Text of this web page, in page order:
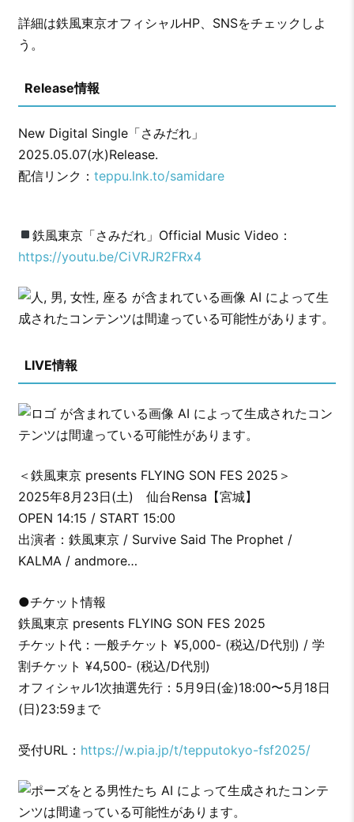
詳細は鉄風東京オフィシャルHP、SNSをチェックしよ
う。
Release情報
New Digital Single「さみだれ」
2025.05.07(水)Release.
配信リンク： teppu.lnk.to/samidare
鉄風東京「さみだれ」Official Music Video：
https://youtu.be/CiVRJR2FRx4
LIVE情報
＜鉄風東京 presents FLYING SON FES 2025＞
2025年8月23日(土) 仙台Rensa【宮城】
OPEN 14:15 / START 15:00
出演者：鉄風東京 / Survive Said The Prophet /
KALMA / andmore…
●チケット情報
鉄風東京 presents FLYING SON FES 2025
チケット代：一般チケット ¥5,000- (税込/D代別) / 学
割チケット ¥4,500- (税込/D代別)
オフィシャル1次抽選先行：5月9日(金)18:00〜5月18日
(日)23:59まで
受付URL： https://w.pia.jp/t/tepputokyo-fsf2025/